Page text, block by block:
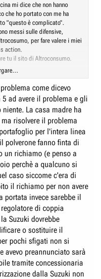
mi dice che non hanno
che ho portato con me ha
"questo è complicato".
messi sulle difensive,
per fare valere i miei
action.
tu il sito di Altroconsumo.
la macchina, se continuerò
ispettore della casa madre,
è pericolose una macchina
permettersi
come dicevo
5 ad avere il problema e gli
La casa madre ha
risolvere il problema
per l'intera linea
polverone fanno finta di
un richiamo (e penso a
perchè a qualcuno si
caso siccome c'era di
il richiamo per non avere
portata invece sarebbe il
di coppia
Suzuki dovrebbe
o sostituire il
pochi sfigati non si
avevo preannunciato sarà
tramite concessionaria
dalla Suzuki non